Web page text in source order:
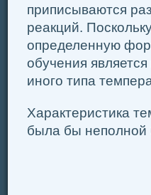
приписываются
реакций.
определенную
обучения
иного типа
Характеристика
была бы неполной